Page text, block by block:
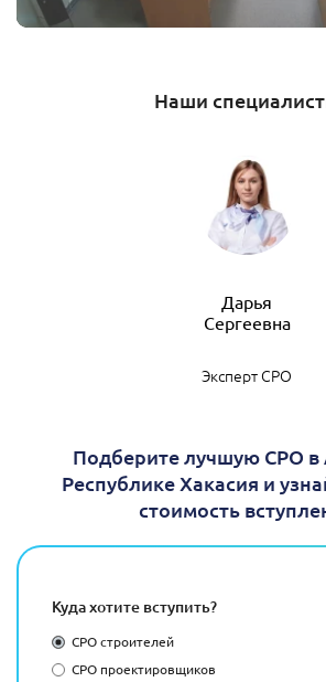
Наши
Дарья
Сергеевна
Эксперт СРО
Подберите лучшую СРО в
Республике Хакасия и
стоимость
Куда хотите вступить?
СРО строителей
СРО проектировщиков